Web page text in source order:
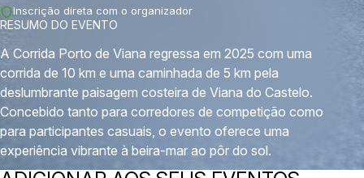
Inscrição direta com o organizador
RESUMO DO EVENTO
A Corrida Porto de Viana regressa em 2025 com uma
corrida de 10 km e uma caminhada de 5 km pela
deslumbrante paisagem costeira de Viana do Castelo.
Concebido tanto para corredores de competição como
para participantes casuais, o evento oferece uma
experiência vibrante à beira-mar ao pôr do sol.